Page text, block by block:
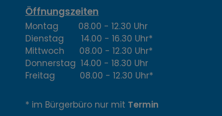
,
Ö
f
f
n
Öffnungszeiten
Montag 08.00 - 12.30 Uhr
Dienstag 14.00 - 16.30 Uhr*
Mittwoch 08.00 - 12.30 Uhr*
Donnerstag 14.00 - 18.30 Uhr
Freitag 08.00 - 12.30 Uhr*
* im Bürgerbüro nur mit Termin